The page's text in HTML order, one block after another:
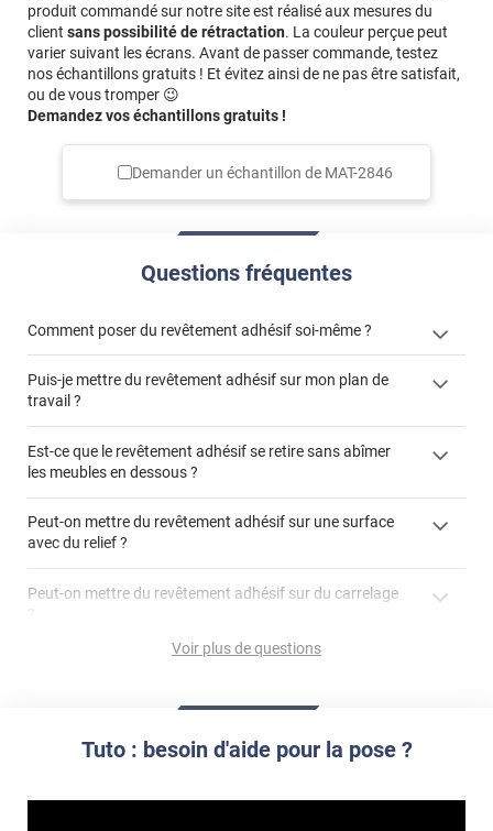
produit commandé sur notre site est réalisé aux mesures du
client sans possibilité de rétractation. La couleur perçue peut
varier suivant les écrans. Avant de passer commande, testez
nos échantillons gratuits ! Et évitez ainsi de ne pas être satisfait,
ou de vous tromper 😉
Demandez vos échantillons gratuits !
Demander un échantillon de MAT-2846
Questions fréquentes
Comment poser du revêtement adhésif soi-même ?
« Comment poser un revêtement adhésif ? »
Puis-je mettre du revêtement adhésif sur mon plan de
travail ?
revêtement adhésif sur un plan de travail de cuisine ?"
Est-ce que le revêtement adhésif se retire sans abîmer
les meubles en dessous ?
Utiliser une solution de dépose pour annuler l'action de la
revêtement adhésif.
Peut-on mettre du revêtement adhésif sur une surface
avec du relief ?
Peut-on mettre du revêtement adhésif sur du carrelage
Lisser la surface avec un enduit de lissage au préalable
Réussir la pose d'un revêtement adhésif dans les angles. »
Voir plus de questions
Tuto : besoin d'aide pour la pose ?